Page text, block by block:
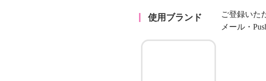
使用ブランド
ご登録いた
メール・